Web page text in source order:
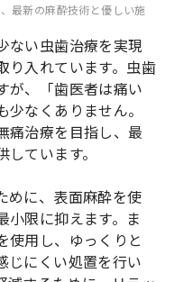
最新の麻酔技術と優しい施
ない虫歯治療を実現
り入れています。虫歯
が、「歯医者は痛い
なくありません。
痛治療を目指し、最
ています。
めに、表面麻酔を使
小限に抑えます。ま
使用し、ゆっくりと
じにくい処置を行い